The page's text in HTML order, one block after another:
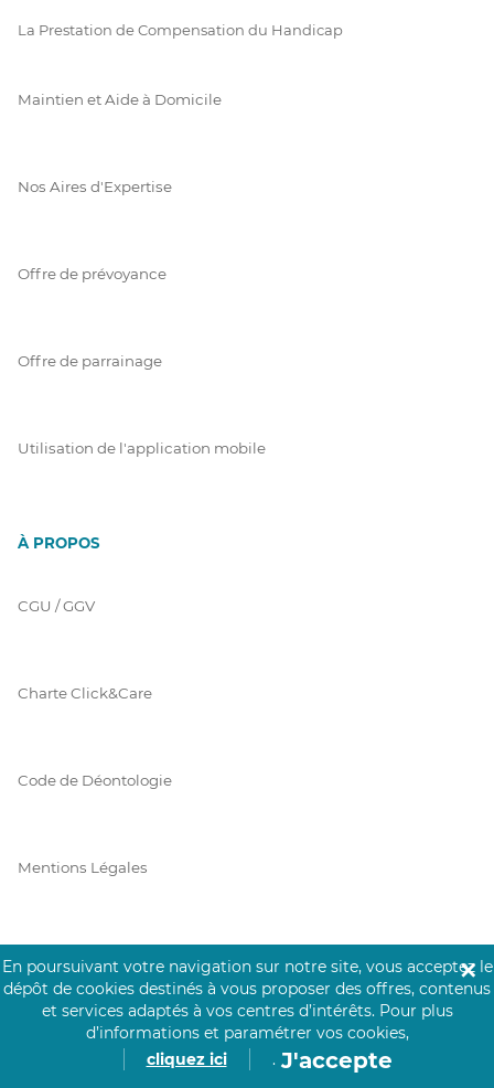
La Prestation de Compensation du Handicap
Maintien et Aide à Domicile
Nos Aires d'Expertise
Offre de prévoyance
Offre de parrainage
Utilisation de l'application mobile
À PROPOS
CGU / GGV
Charte Click&Care
Code de Déontologie
Mentions Légales
Protection des Données
En poursuivant votre navigation sur notre site, vous acceptez le
dépôt de cookies destinés à vous proposer des offres, contenus
et services adaptés à vos centres d’intérêts. Pour plus
d’informations et paramétrer vos cookies,
cliquez ici
. J'accepte
✕